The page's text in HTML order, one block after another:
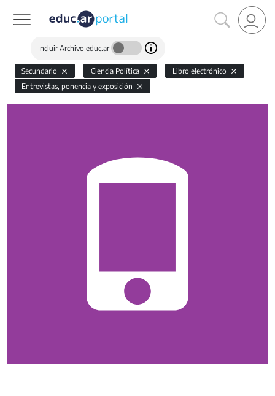
Incluir Archivo educ.ar
Secundario Ciencia Política
Libro electrónico
Entrevistas, ponencia y exposición